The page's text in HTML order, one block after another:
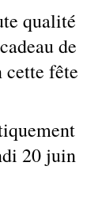
qualité
de
cette fête
20 juin